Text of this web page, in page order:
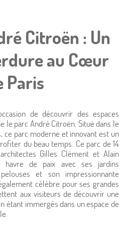
Citroën : Un
au Cœur
Paris
de découvrir des espaces
le parc André Citroën. Situé dans le
ce parc moderne et innovant est un
du beau temps. Ce parc de 14
Gilles Clément et Alain
havre de paix avec ses jardins
et son impressionnante
célèbre pour ses grandes
aux visiteurs de découvrir une
étant immergés dans un espace de